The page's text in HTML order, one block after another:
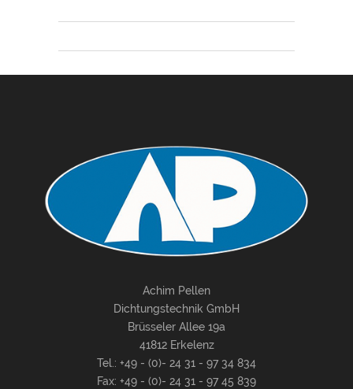
Achim Pellen
Dichtungstechnik GmbH
Brüsseler Allee 19a
41812 Erkelenz
Tel.: +49 - (0)- 24 31 - 97 34 834
Fax: +49 - (0)- 24 31 - 97 45 839